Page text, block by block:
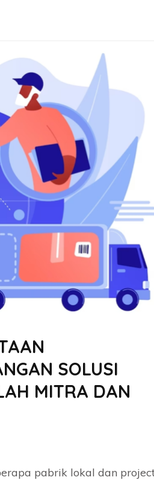
SOLUSI
MITRA DAN
pabrik lokal dan